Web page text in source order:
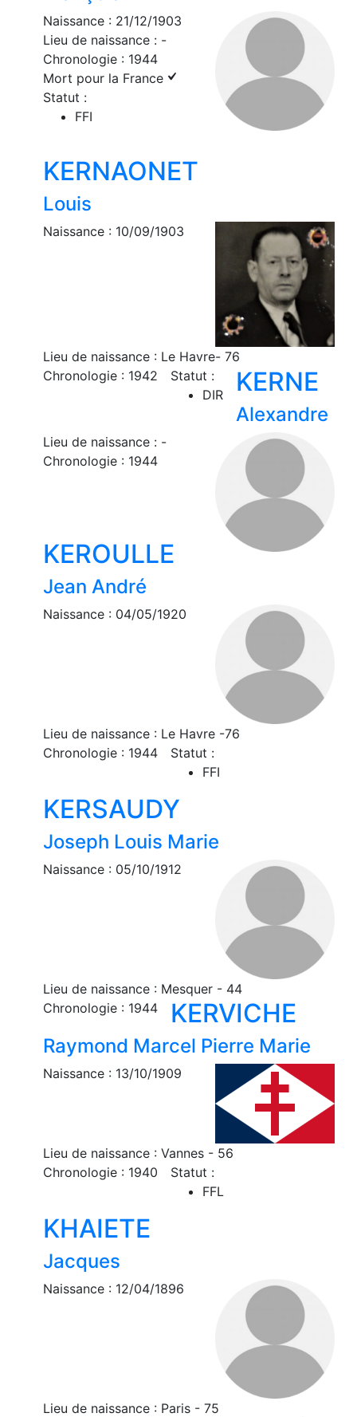
Naissance : 21/12/1903
Lieu de naissance : -
Chronologie : 1944
Mort pour la France
Statut :
FFI
KERNAONET
Louis
Naissance : 10/09/1903
Lieu de naissance : Le Havre- 76
Chronologie : 1942
Statut :
DIR
KERNE
Alexandre
Lieu de naissance : -
Chronologie : 1944
KEROULLE
Jean André
Naissance : 04/05/1920
Lieu de naissance : Le Havre -76
Chronologie : 1944
Statut :
FFI
KERSAUDY
Joseph Louis Marie
Naissance : 05/10/1912
Lieu de naissance : Mesquer - 44
Chronologie : 1944
KERVICHE
Raymond Marcel Pierre Marie
Naissance : 13/10/1909
Lieu de naissance : Vannes - 56
Chronologie : 1940
Statut :
FFL
KHAIETE
Jacques
Naissance : 12/04/1896
Lieu de naissance : Paris - 75